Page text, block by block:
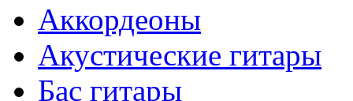
Аккордеоны
Акустические гитары
Бас гитары